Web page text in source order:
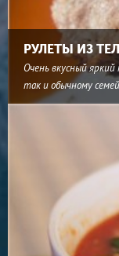
РУЛЕТЫ ИЗ
Очень вкусный
так и обычному